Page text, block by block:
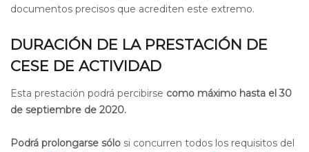
documentos precisos que acrediten este extremo.
DURACIÓN DE LA PRESTACIÓN DE
CESE DE ACTIVIDAD
Esta prestación podrá percibirse como máximo hasta el 30
de septiembre de 2020.
Podrá prolongarse sólo si concurren todos los requisitos del